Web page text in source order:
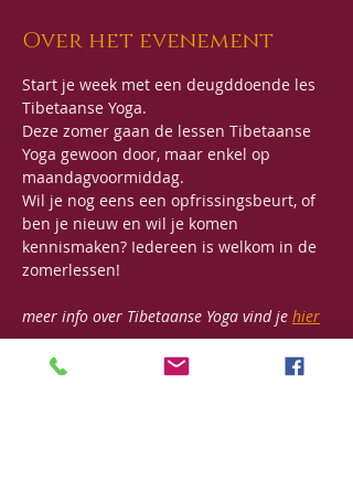
Over het evenement
Start je week met een deugddoende les
Tibetaanse Yoga.
Deze zomer gaan de lessen Tibetaanse
Yoga gewoon door, maar enkel op
maandagvoormiddag.
Wil je nog eens een opfrissingsbeurt, of
ben je nieuw en wil je komen
kennismaken? Iedereen is welkom in de
zomerlessen!
meer info over Tibetaanse Yoga vind je hier
Data:
28/7, 4-11-15-25/8